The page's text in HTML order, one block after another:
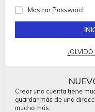
Mostrar Password
Crear una cuenta tiene
guardar más de una
mucho más.